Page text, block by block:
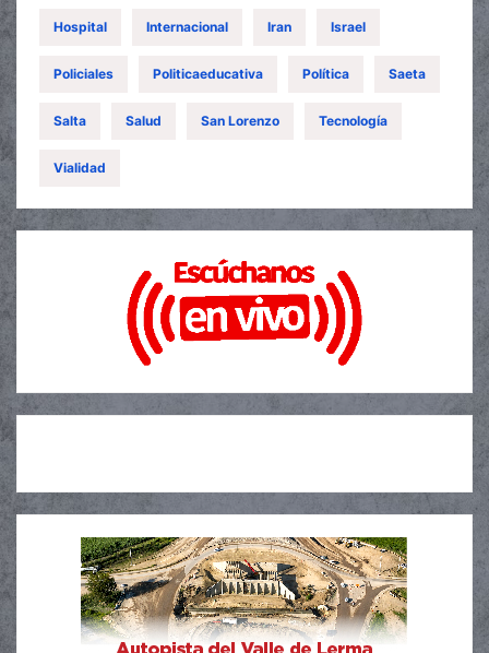
Hospital Internacional Iran Israel
Policiales Politicaeducativa Política Saeta
Salta Salud San Lorenzo Tecnología
Vialidad